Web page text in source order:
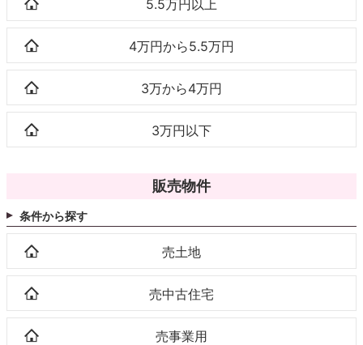
5.5万円以上
4万円から5.5万円
3万から4万円
3万円以下
販売物件
条件から探す
売土地
売中古住宅
売事業用